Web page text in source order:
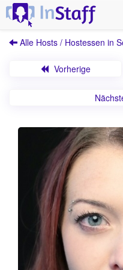
Alle Hosts / Hostessen in
Vorherige